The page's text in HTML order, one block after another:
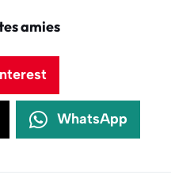
amies
WhatsApp